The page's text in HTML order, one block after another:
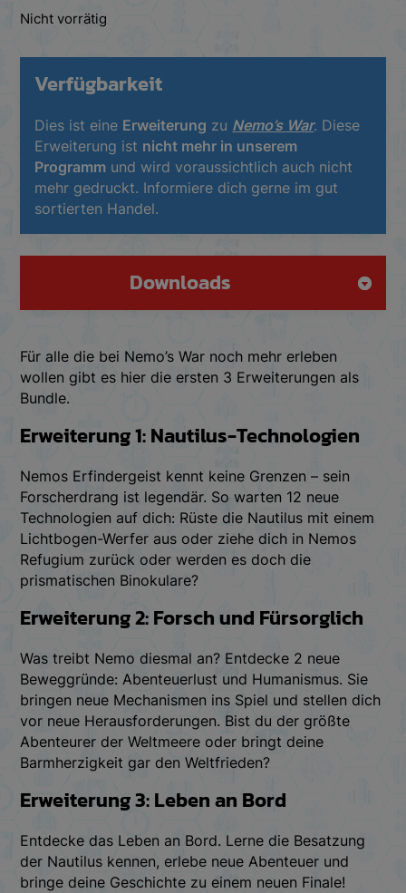
Nicht vorrätig
Verfügbarkeit
Dies ist eine Erweiterung zu Nemo’s War. Diese
Erweiterung ist nicht mehr in unserem
Programm und wird voraussichtlich auch nicht
mehr gedruckt. Informiere dich gerne im gut
sortierten Handel.
Downloads
Für alle die bei Nemo’s War noch mehr erleben
wollen gibt es hier die ersten 3 Erweiterungen als
Bundle.
Erweiterung 1: Nautilus-Technologien
Nemos Erfindergeist kennt keine Grenzen – sein
Forscherdrang ist legendär. So warten 12 neue
Technologien auf dich: Rüste die Nautilus mit einem
Lichtbogen-Werfer aus oder ziehe dich in Nemos
Refugium zurück oder werden es doch die
prismatischen Binokulare?
Erweiterung 2: Forsch und Fürsorglich
Was treibt Nemo diesmal an? Entdecke 2 neue
Beweggründe: Abenteuerlust und Humanismus. Sie
bringen neue Mechanismen ins Spiel und stellen dich
vor neue Herausforderungen. Bist du der größte
Abenteurer der Weltmeere oder bringt deine
Barmherzigkeit gar den Weltfrieden?
Erweiterung 3: Leben an Bord
Entdecke das Leben an Bord. Lerne die Besatzung
der Nautilus kennen, erlebe neue Abenteuer und
bringe deine Geschichte zu einem neuen Finale!